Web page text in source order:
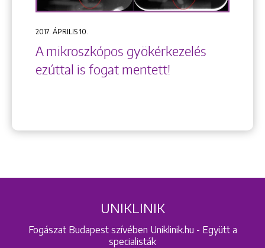
2017. ÁPRILIS 10.
A mikroszkópos gyökérkezelés
ezúttal is fogat mentett!
UNIKLINIK
Fogászat Budapest szívében Uniklinik.hu - Együtt a
specialisták